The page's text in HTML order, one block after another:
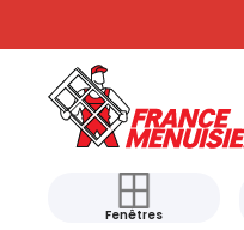
Fenêtres